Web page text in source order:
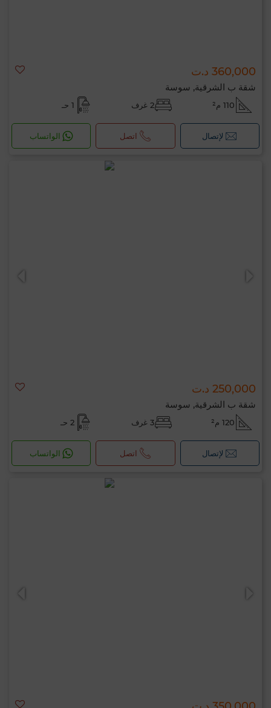
360,000 د.ت
شقة ب الشرقية, سوسة
110 م² 2 غرف 1 حـ
لإتصال اتصل الواتساب
250,000 د.ت
شقة ب الشرقية, سوسة
120 م² 3 غرف 2 حـ
لإتصال اتصل الواتساب